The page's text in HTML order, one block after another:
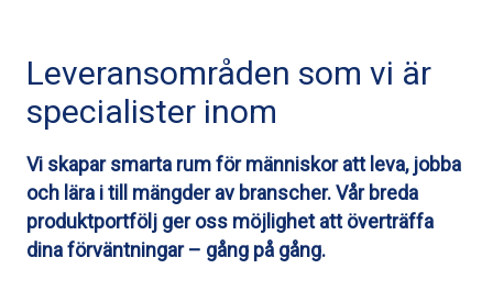
Leveransområden som vi är
specialister inom
Vi skapar smarta rum för människor att leva, jobba
och lära i till mängder av branscher. Vår breda
produktportfölj ger oss möjlighet att överträffa
dina förväntningar – gång på gång.